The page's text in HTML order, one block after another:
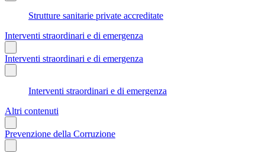
Strutture sanitarie private accreditate
Interventi straordinari e di emergenza
Interventi straordinari e di emergenza
Interventi straordinari e di emergenza
Altri contenuti
Prevenzione della Corruzione